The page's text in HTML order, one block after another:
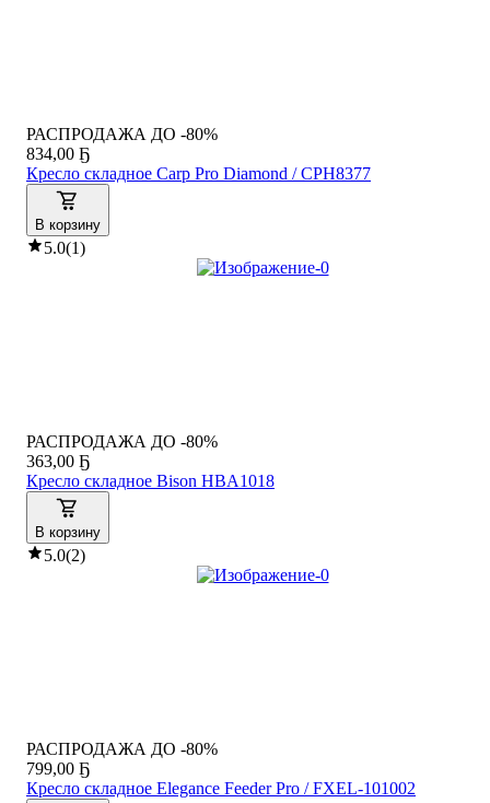
РАСПРОДАЖА ДО -80%
834,00 Ҕ
Кресло складное Carp Pro Diamond / CPH8377
В корзину
5.0(1)
РАСПРОДАЖА ДО -80%
363,00 Ҕ
Кресло складное Bison HBA1018
В корзину
5.0(2)
РАСПРОДАЖА ДО -80%
799,00 Ҕ
Кресло складное Elegance Feeder Pro / FXEL-101002